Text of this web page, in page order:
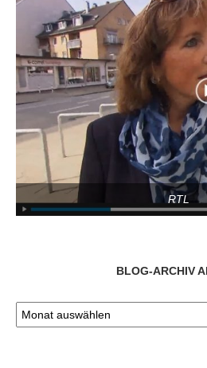
RTL
BLOG-ARCHIV